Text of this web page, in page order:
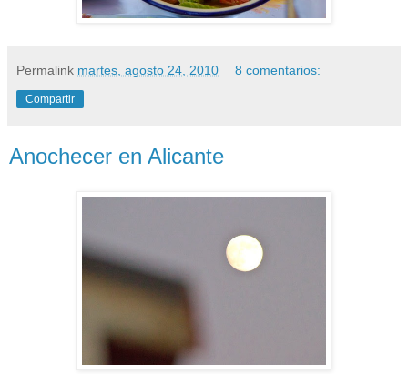
Permalink martes, agosto 24, 2010 8 comentarios:
Compartir
Anochecer en Alicante